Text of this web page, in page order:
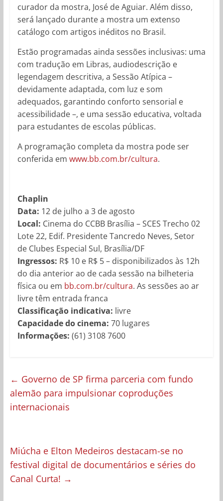
curador da mostra, José de Aguiar. Além disso,
será lançado durante a mostra um extenso
catálogo com artigos inéditos no Brasil.
Estão programadas ainda sessões inclusivas: uma
com tradução em Libras, audiodescrição e
legendagem descritiva, a Sessão Atípica –
devidamente adaptada, com luz e som
adequados, garantindo conforto sensorial e
acessibilidade –, e uma sessão educativa, voltada
para estudantes de escolas públicas.
A programação completa da mostra pode ser
conferida em www.bb.com.br/cultura.
Chaplin
Data: 12 de julho a 3 de agosto
Local: Cinema do CCBB Brasília – SCES Trecho 02
Lote 22, Edif. Presidente Tancredo Neves, Setor
de Clubes Especial Sul, Brasília/DF
Ingressos: R$ 10 e R$ 5 – disponibilizados às 12h
do dia anterior ao de cada sessão na bilheteria
física ou em bb.com.br/cultura. As sessões ao ar
livre têm entrada franca
Classificação indicativa: livre
Capacidade do cinema: 70 lugares
Informações: (61) 3108 7600
← Governo de SP firma parceria com fundo
alemão para impulsionar coproduções
internacionais
Miúcha e Elton Medeiros destacam-se no
festival digital de documentários e séries do
Canal Curta! →